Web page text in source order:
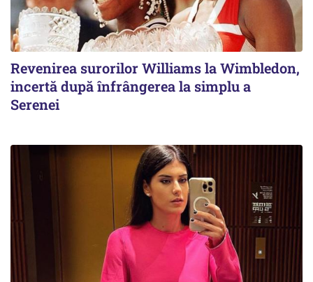
Revenirea surorilor Williams la Wimbledon,
incertă după înfrângerea la simplu a
Serenei